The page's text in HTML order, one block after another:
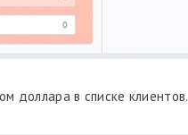
доллара в списке клиентов.